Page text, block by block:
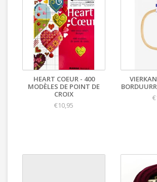
HEART COEUR - 400
MODÈLES DE POINT DE
CROIX
€10,95